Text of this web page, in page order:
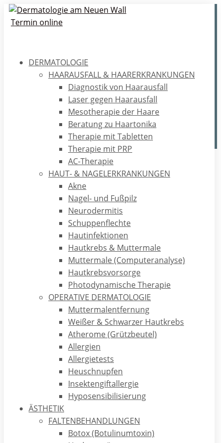
Termin online
DERMATOLOGIE
HAARAUSFALL & HAARERKRANKUNGEN
Diagnostik von Haarausfall
Laser gegen Haarausfall
Mesotherapie der Haare
Beratung zu Haartonika
Therapie mit Tabletten
Therapie mit PRP
AC-Therapie
HAUT- & NAGELERKRANKUNGEN
Akne
Nagel- und Fußpilz
Neurodermitis
Schuppenflechte
Hautinfektionen
Hautkrebs & Muttermale
Muttermale (Computeranalyse)
Hautkrebsvorsorge
Photodynamische Therapie
OPERATIVE DERMATOLOGIE
Muttermalentfernung
Weißer & Schwarzer Hautkrebs
Atherome (Grützbeutel)
Allergien
Allergietests
Heuschnupfen
Insektengiftallergie
Hyposensibilisierung
ÄSTHETIK
FALTENBEHANDLUNGEN
Botox (Botulinumtoxin)
Gesundheitsrisiko Tattoo
Einige wichtige Fakten zu Tattoos, warum sie
Gesundheitsrisiko werden können und wie man Abhilfe
Ratgeber/ Ästhetik/ Gesundheitsrisiko Tattoo
Wofür ein Tattoo?
Tätowierungen sind wahrscheinlich so alt wie die
Menschheit selbst – mindestens jedoch 5300 Jahre, wie der
Gletschermann Ötzi beweist. Über die Jahrtausende hatten
Tätowierungen ganz unterschiedliche Funktionen: so besaß
Ötzi 61 Tattoos an Körperstellen, die heute der Akupunktur
als therapeutische Punkte dienen! Man kann daher
vermuten, dass Tätowierungen der Haut damals heilende
Kräfte zugeschrieben wurden.
Durch Griechen und Römer in der Antike wurden
Gefangene und Sklaven mit Tattoos gekennzeichnet was
später durch die Nazis wieder aufgegriffen wurde, die KZ-
Häftlingen deren Nummer auf den Unterarm tätowieren
ließen! Die Maori auf Neuseeland dokumentierten ihre
Stammeszugehörigkeit und Position mit auffälligen Tattoos
im Gesicht; bei den Ureinwohnern Schottlands, den Pikten,
sollten furchterregende Tattoos die Feinde abschrecken!
Kreuzritter dokumentierten mit sichtbar tätowierten Kreuz-
Symbolen den eigenen Glauben während Tattoos bei den